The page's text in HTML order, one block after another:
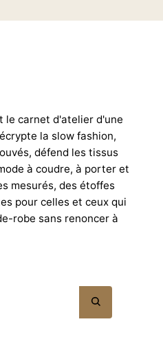
le carnet d'atelier d'une
la slow fashion,
défend les tissus
à coudre, à porter et
mesurés, des étoffes
pour celles et ceux qui
robe sans renoncer à